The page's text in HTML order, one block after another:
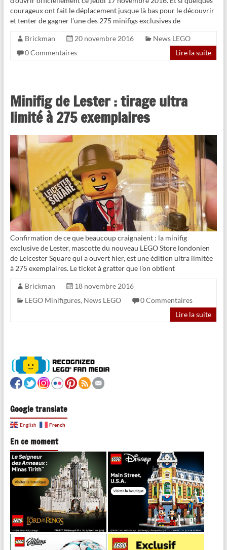
courageux ont fait le déplacement jusque là bas pour le découvrir
et tenter de gagner l’une des 275 minifigs exclusives de
Brickman 20 novembre 2016
News LEGO
0 Commentaires
Lire la suite
Minifig de Lester : tirage ultra
limité à 275 exemplaires
Confirmation de ce que beaucoup craignaient : la minifig
exclusive de Lester, mascotte du nouveau LEGO Store londonien
de Leicester Square qui a ouvert hier, est une édition ultra limitée
à 275 exemplaires. Le ticket à gratter que l’on obtient
Brickman
18 novembre 2016
LEGO Minifigures, News LEGO
0 Commentaires
Lire la suite
Google translate
English French
En ce moment